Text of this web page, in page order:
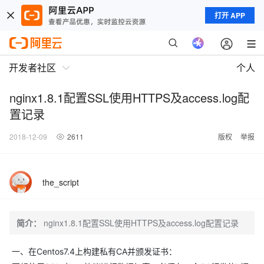
打开 APP
开发者社区 个人
nginx1.8.1配置SSL使用HTTPS及access.log配
置记录
2018-12-09 2611 版权 举报
the_script
简介： nginx1.8.1配置SSL使用HTTPS及access.log配置记录
一、在Centos7.4上构建私有CA并颁发证书：